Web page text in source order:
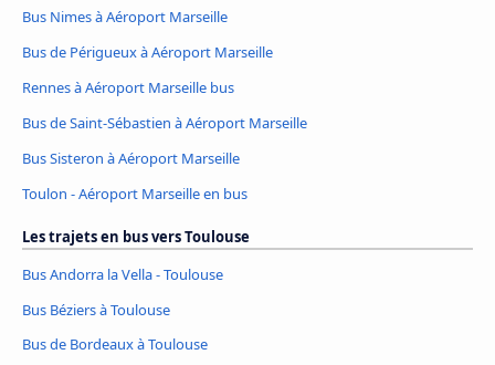
Bus Nimes à Aéroport Marseille
Bus de Périgueux à Aéroport Marseille
Rennes à Aéroport Marseille bus
Bus de Saint-Sébastien à Aéroport Marseille
Bus Sisteron à Aéroport Marseille
Toulon - Aéroport Marseille en bus
Les trajets en bus vers Toulouse
Bus Andorra la Vella - Toulouse
Bus Béziers à Toulouse
Bus de Bordeaux à Toulouse